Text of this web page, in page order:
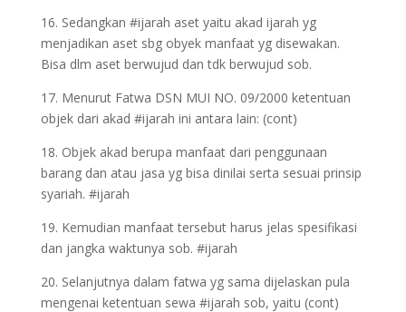
16. Sedangkan #ijarah aset yaitu akad ijarah yg
menjadikan aset sbg obyek manfaat yg disewakan.
Bisa dlm aset berwujud dan tdk berwujud sob.
17. Menurut Fatwa DSN MUI NO. 09/2000 ketentuan
objek dari akad #ijarah ini antara lain: (cont)
18. Objek akad berupa manfaat dari penggunaan
barang dan atau jasa yg bisa dinilai serta sesuai prinsip
syariah. #ijarah
19. Kemudian manfaat tersebut harus jelas spesifikasi
dan jangka waktunya sob. #ijarah
20. Selanjutnya dalam fatwa yg sama dijelaskan pula
mengenai ketentuan sewa #ijarah sob, yaitu (cont)